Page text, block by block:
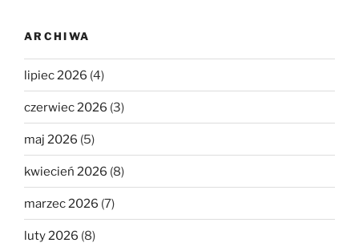
ARCHIWA
lipiec 2026 (4)
czerwiec 2026 (3)
maj 2026 (5)
kwiecień 2026 (8)
marzec 2026 (7)
luty 2026 (8)